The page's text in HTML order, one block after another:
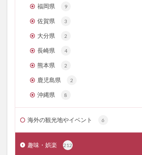
福岡県 9
佐賀県 3
大分県 2
長崎県 4
熊本県 2
鹿児島県 2
沖縄県 8
海外の観光地やイベント 6
趣味・娯楽 212